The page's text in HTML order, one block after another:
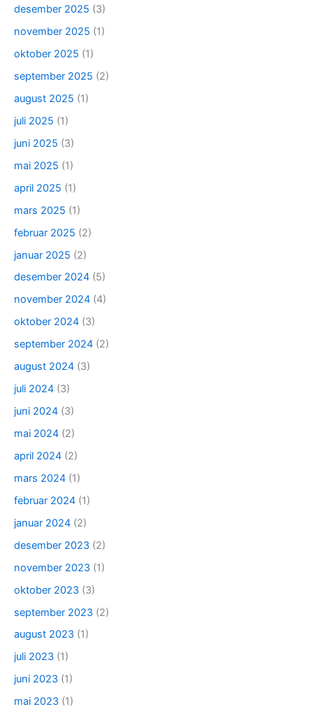
desember 2025 (3)
november 2025 (1)
oktober 2025 (1)
september 2025 (2)
august 2025 (1)
juli 2025 (1)
juni 2025 (3)
mai 2025 (1)
april 2025 (1)
mars 2025 (1)
februar 2025 (2)
januar 2025 (2)
desember 2024 (5)
november 2024 (4)
oktober 2024 (3)
september 2024 (2)
august 2024 (3)
juli 2024 (3)
juni 2024 (3)
mai 2024 (2)
april 2024 (2)
mars 2024 (1)
februar 2024 (1)
januar 2024 (2)
desember 2023 (2)
november 2023 (1)
oktober 2023 (3)
september 2023 (2)
august 2023 (1)
juli 2023 (1)
juni 2023 (1)
mai 2023 (1)